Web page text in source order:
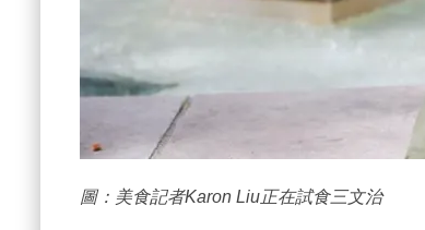
圖：美食記者Karon Liu正在試食三文治